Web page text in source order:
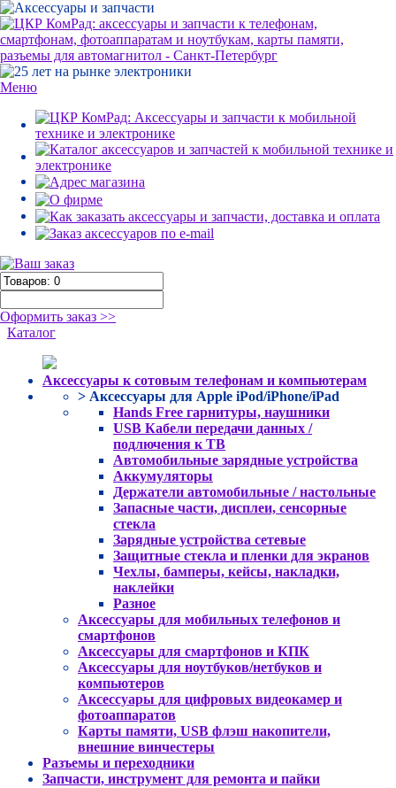
Меню
Оформить заказ >>
Каталог
Аксессуары к сотовым телефонам и компьютерам
> Аксессуары для Apple iPod/iPhone/iPad
Hands Free гарнитуры, наушники
USB Кабели передачи данных /
подлючения к ТВ
Автомобильные зарядные устройства
Аккумуляторы
Держатели автомобильные / настольные
Запасные части, дисплеи, сенсорные
стекла
Зарядные устройства сетевые
Защитные стекла и пленки для экранов
Чехлы, бамперы, кейсы, накладки,
наклейки
Разное
Аксессуары для мобильных телефонов и
смартфонов
Аксессуары для смартфонов и КПК
Аксессуары для ноутбуков/нетбуков и
компьютеров
Аксессуары для цифровых видеокамер и
фотоаппаратов
Карты памяти, USB флэш накопители,
внешние винчестеры
Разъемы и переходники
Запчасти, инструмент для ремонта и пайки